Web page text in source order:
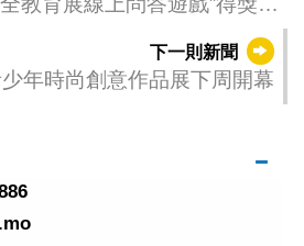
下一則新聞
年時尚創意作品展下周開幕